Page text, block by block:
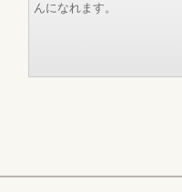
んになれます。